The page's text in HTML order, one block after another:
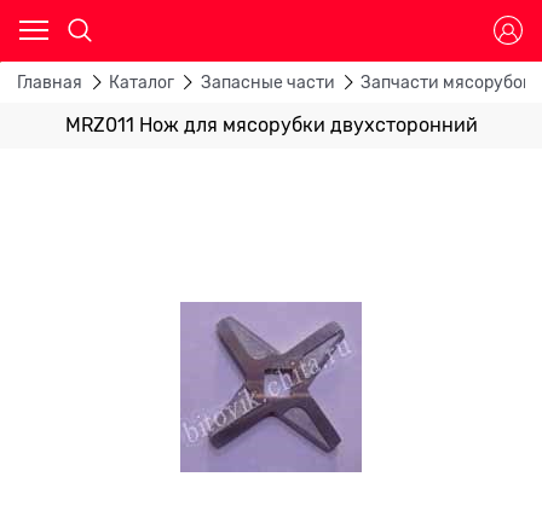
Главная Каталог Запасные части Запчасти мясорубок
MRZ011 Нож для мясорубки двухсторонний